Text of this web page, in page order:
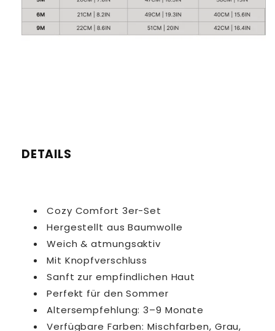
DETAILS
Cozy Comfort 3er-Set
Hergestellt aus Baumwolle
Weich & atmungsaktiv
Mit Knopfverschluss
Sanft zur empfindlichen Haut
Perfekt für den Sommer
Altersempfehlung: 3–9 Monate
Verfügbare Farben: Mischfarben, Grau,